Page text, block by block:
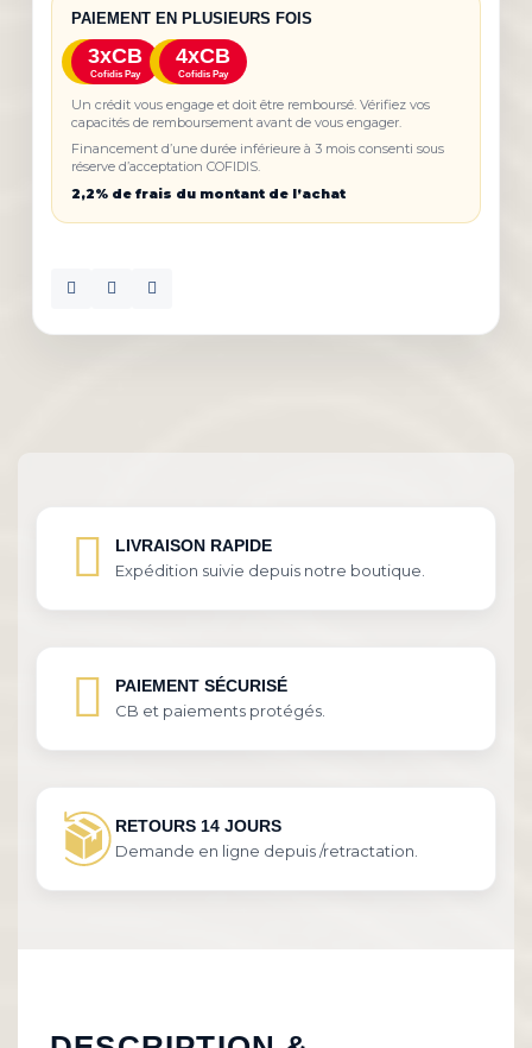
PAIEMENT EN PLUSIEURS FOIS
3xCB
Cofidis Pay
4xCB
Cofidis Pay
Un crédit vous engage et doit être remboursé. Vérifiez vos
capacités de remboursement avant de vous engager.
Financement d’une durée inférieure à 3 mois consenti sous
réserve d’acceptation COFIDIS.
2,2% de frais du montant de l’achat
LIVRAISON RAPIDE
Expédition suivie depuis notre boutique.
PAIEMENT SÉCURISÉ
CB et paiements protégés.
RETOURS 14 JOURS
Demande en ligne depuis /retractation.